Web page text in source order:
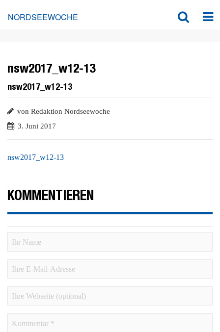
NORDSEEWOCHE
nsw2017_w12-13
nsw2017_w12-13
von Redaktion Nordseewoche
3. Juni 2017
nsw2017_w12-13
KOMMENTIEREN